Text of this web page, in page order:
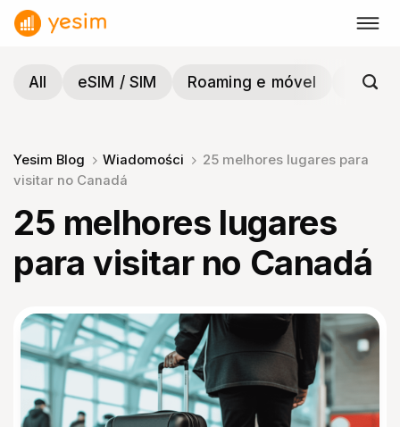
Skip
All
eSIM / SIM Roaming e móvel
Yesim Blog Wiadomości
25 melhores lugares para
visitar no Canadá
25 melhores lugares
para visitar no Canadá